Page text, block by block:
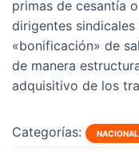
primas de cesantía
dirigentes
«bonificación» de
de manera
adquisitivo de los
Categorías: